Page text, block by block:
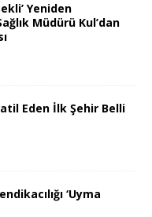
Yeniden
Müdürü Kul’dan
Eden İlk Şehir Belli
‘Uyma